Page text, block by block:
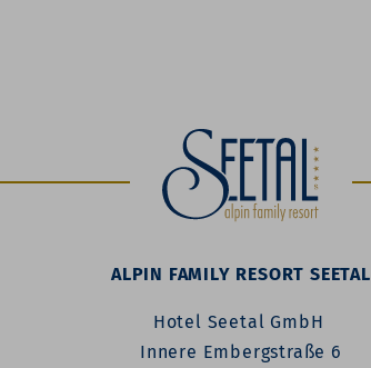
ALPIN FAMILY RESORT SEETAL
Hotel Seetal GmbH
Innere Embergstraße 6